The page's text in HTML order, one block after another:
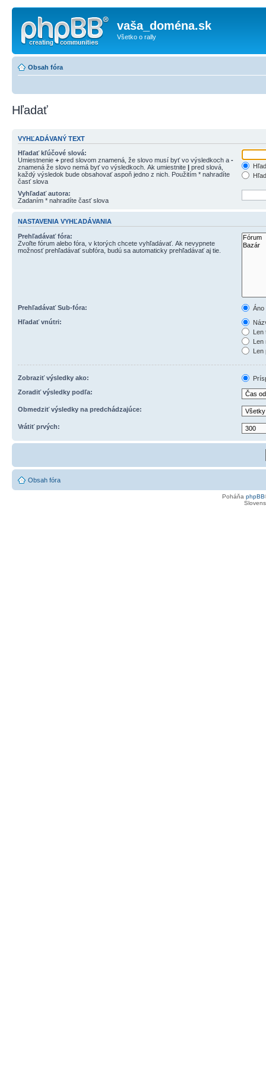
vaša_doména.sk
Všetko o rally
Obsah fóra
Hľadať
VYHĽADÁVANÝ TEXT
Hľadať kľúčové slová:
Umiestnenie + pred slovom znamená, že slovo musí byť vo výsledkoch a -
znamená že slovo nemá byť vo výsledkoch. Ak umiestnite | pred slová,
každý výsledok bude obsahovať aspoň jedno z nich. Použitím * nahradíte
časť slova
Vyhľadať autora:
Zadaním * nahradíte časť slova
NASTAVENIA VYHĽADÁVANIA
Prehľadávať fóra:
Zvoľte fórum alebo fóra, v ktorých chcete vyhľadávať. Ak nevypnete
možnosť prehľadávať subfóra, budú sa automaticky prehľadávať aj tie.
Prehľadávať Sub-fóra:
Áno
Hľadať vnútri:
Len
Len
Len
Zobraziť výsledky ako:
Zoradiť výsledky podľa:
Obmedziť výsledky na predchádzajúce:
Vrátiť prvých:
Obsah fóra
Poháňa phpBB